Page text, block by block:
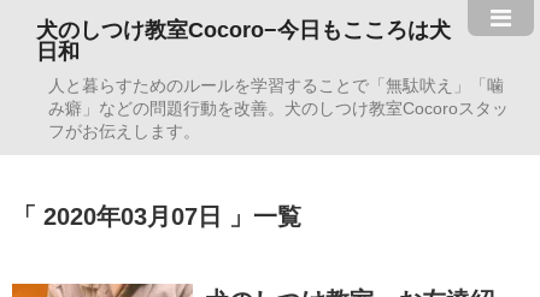
犬のしつけ教室Cocoro−今日もこころは犬
日和
人と暮らすためのルールを学習することで「無駄吠え」「噛
み癖」などの問題行動を改善。犬のしつけ教室Cocoroスタッ
フがお伝えします。
2020年03月07日 一覧